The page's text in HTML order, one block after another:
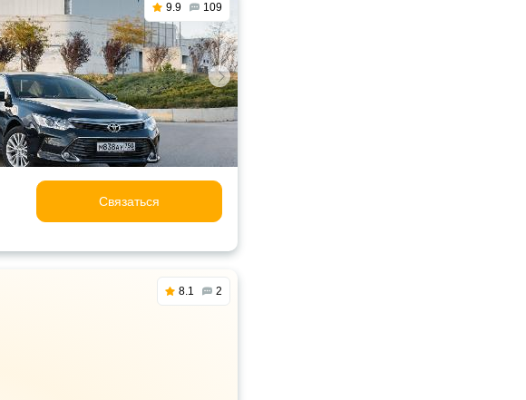
9.9 109
Связаться
8.1 2